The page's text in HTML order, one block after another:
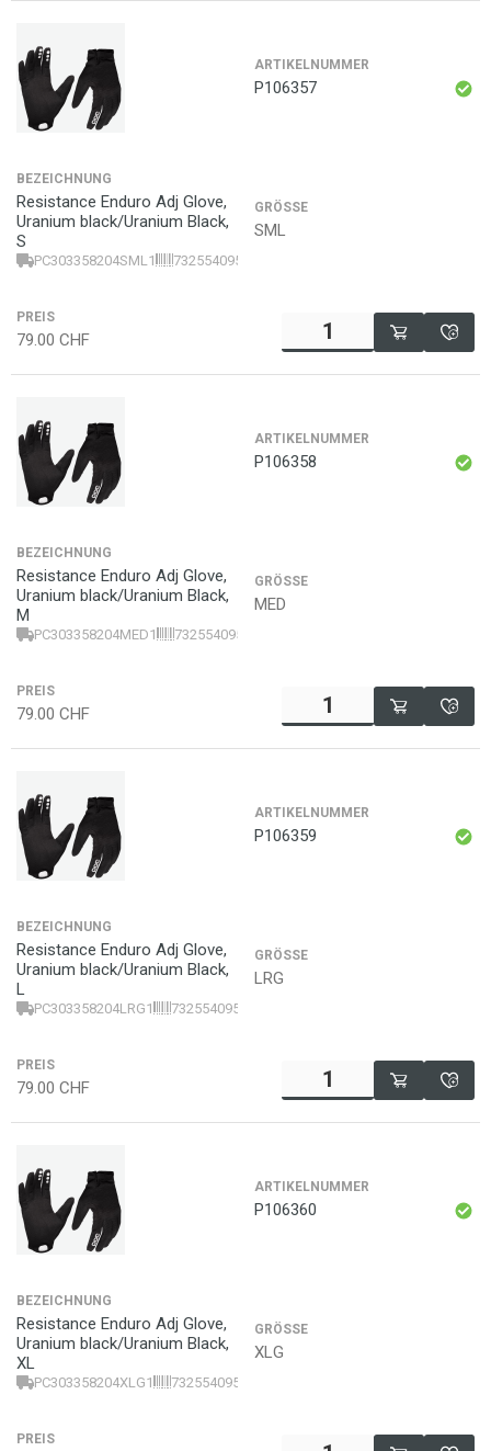
ARTIKELNUMMER
P106357
BEZEICHNUNG
Resistance Enduro Adj Glove,
Uranium black/Uranium Black,
S
PC303358204SML1 7325540956956
GRÖSSE
SML
PREIS
79.00 CHF
ARTIKELNUMMER
P106358
BEZEICHNUNG
Resistance Enduro Adj Glove,
Uranium black/Uranium Black,
M
PC303358204MED1 7325540956949
GRÖSSE
MED
PREIS
79.00 CHF
ARTIKELNUMMER
P106359
BEZEICHNUNG
Resistance Enduro Adj Glove,
Uranium black/Uranium Black,
L
PC303358204LRG1 7325540956932
GRÖSSE
LRG
PREIS
79.00 CHF
ARTIKELNUMMER
P106360
BEZEICHNUNG
Resistance Enduro Adj Glove,
Uranium black/Uranium Black,
XL
PC303358204XLG1 7325540956963
GRÖSSE
XLG
PREIS